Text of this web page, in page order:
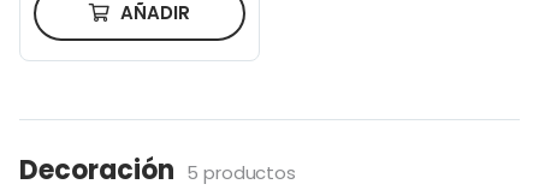
AÑADIR
Decoración 5 productos